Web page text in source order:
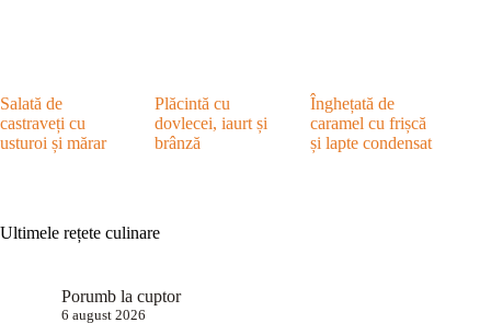
Salată de
castraveți cu
usturoi și mărar
Plăcintă cu
dovlecei, iaurt și
brânză
Înghețată de
caramel cu frișcă
și lapte condensat
Ultimele rețete culinare
Porumb la cuptor
6 august 2026